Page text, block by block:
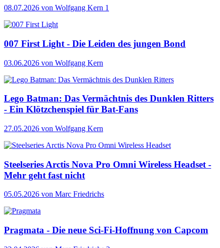
08.07.2026 von Wolfgang Kern 1
007 First Light - Die Leiden des jungen Bond
03.06.2026 von Wolfgang Kern
Lego Batman: Das Vermächtnis des Dunklen Ritters
- Ein Klötzchenspiel für Bat-Fans
27.05.2026 von Wolfgang Kern
Steelseries Arctis Nova Pro Omni Wireless Headset -
Mehr geht fast nicht
05.05.2026 von Marc Friedrichs
Pragmata - Die neue Sci-Fi-Hoffnung von Capcom